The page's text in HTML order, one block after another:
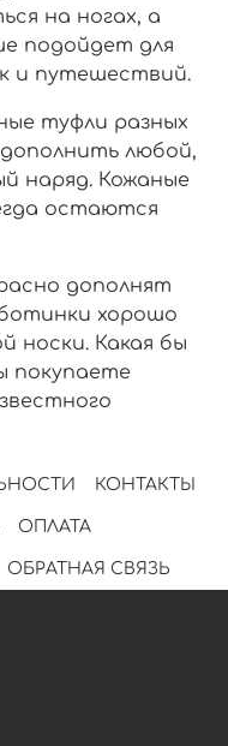
на ногах, а
подойдет для
и путешествий.
туфли разных
любой,
наряд. Кожаные
остаются
дополнят
хорошо
носки. Какая бы
покупаете
КОНТАКТЫ
ОПЛАТА
ОБРАТНАЯ СВЯЗЬ